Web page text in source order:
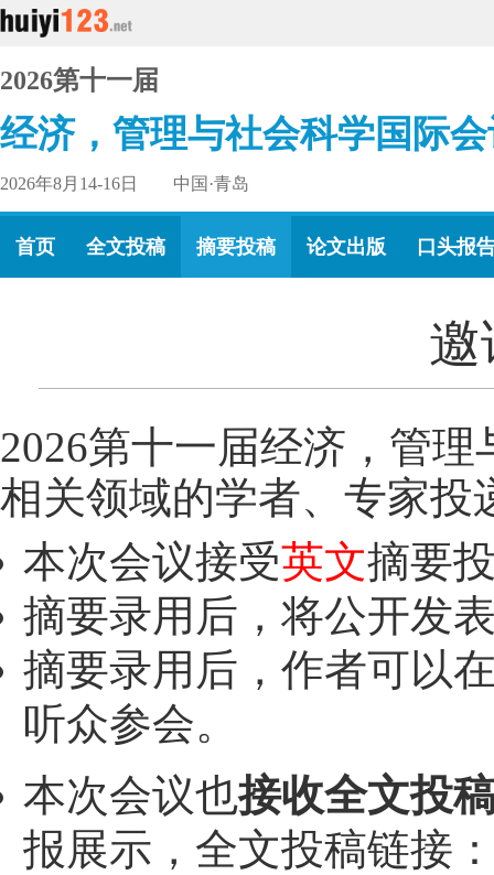
2026第十一届
经济，管理与社会科学国际
2026年8月14-16日 中国·青岛
首页 全文投稿 摘要投稿 论文出版 口头报
邀
2026第十一届经济，管
相关领域的学者、专家投
本次会议接受英文摘要
摘要录用后，将公开发
摘要录用后，作者可以
听众参会。
本次会议也接收全文投
报展示，全文投稿链接